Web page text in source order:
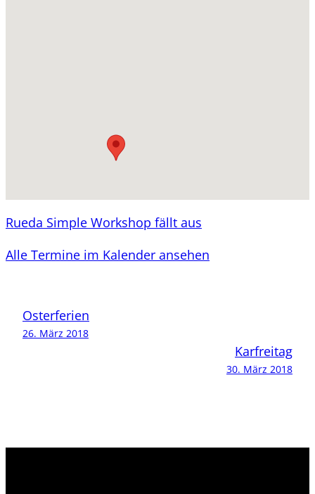
Rueda Simple Workshop fällt aus
Alle Termine im Kalender ansehen
Osterferien
26. März 2018
Karfreitag
30. März 2018